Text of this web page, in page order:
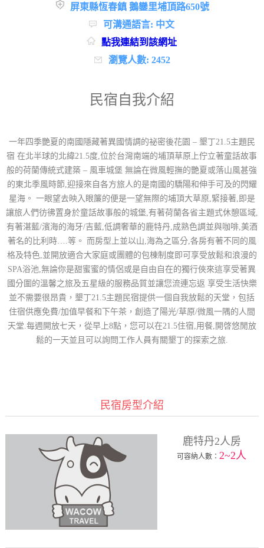
屏東縣恆春鎮 鵝鑾里埔頂路650號
可溝通語言: 中文
點我連結到該網址
瀏覽人數: 2452
民宿自我介紹
一年四季艷夏的南國隱藏著異國情調的祕密後花園 – 墾丁21.5主題民
宿 在北半球的北緯21.5度,位於台灣南端的埔頂草原上佇立著童話故事
般的荷蘭傳統式建築 – 風車城堡 無論在微風輕撫的艷夏或落山風甚強
的東北季風時節,迎接來自各方旅人的是南國的驕陽和伸手可及的閃耀
星海。 一眼望去映入眼簾的便是一望無際的埔頂大草原,緊接著,即是
讓旅人們彷彿置身於童話故事般的城堡,有著荷蘭各省主題式休憩區域,
有著湛藍/濱海的海牙/吉藍,低調奢華的鹿特丹,成熟色調並與咖啡,美酒
著名的比利時….等。 而房型上並以山,海為之區分,各房有著不同的風
格及特色,並開放適合大家庭或團體的包棟制度即可享受放鬆和浪漫的
SPA浴池,無論你是甜蜜蜜的情侶或是自由自在的獨行俠來這享受著異
國分圍的溫馨之旅及五星級的服務品質並讓您流連忘返 享受生活快樂
並不需要很昂貴，墾丁21.5主題民宿提供一個自我放鬆的天堂，包括
住宿供應免費/加值早餐和下午茶，創造了陽光/草原/微風一隅的人間
天堂.每週開放七天，從早上8點，您可以在21.5住宿,用餐,開啓悠閒放
鬆的一天並且可以詢問工作人員有關墾丁的探索之旅.
民宿房型介紹
鹿特丹2人房
可容納人數：2~2人